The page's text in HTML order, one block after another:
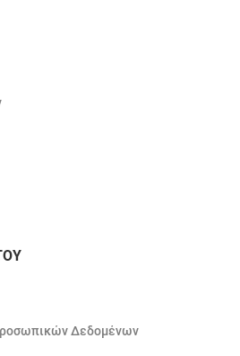
Δεδομένων